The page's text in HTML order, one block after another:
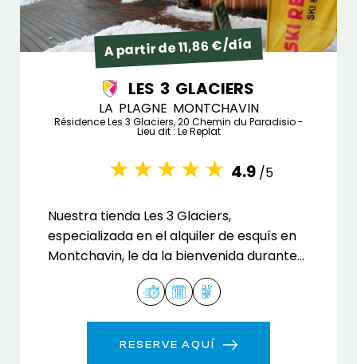
A partir de 11,86 €/día
LES 3 GLACIERS
LA PLAGNE MONTCHAVIN
Résidence Les 3 Glaciers, 20 Chemin du Paradisio -
Lieu dit : Le Replat
4.9 /5
Nuestra tienda Les 3 Glaciers,
especializada en el alquiler de esquís en
Montchavin, le da la bienvenida durante
toda la temporada.
RESERVE AQUÍ